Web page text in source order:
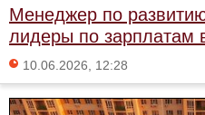
Менеджер по
лидеры по зарплатам
10.06.2026, 12:28